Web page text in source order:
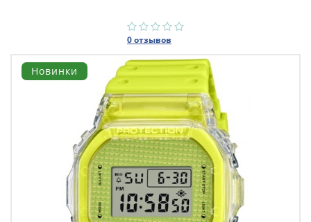
0 отзывов
Новинки